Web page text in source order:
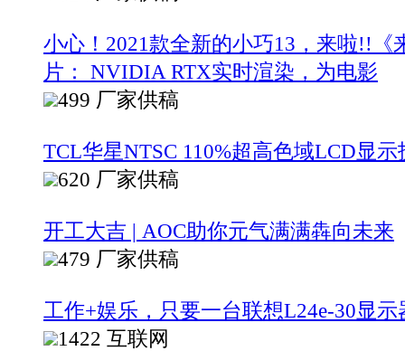
小心！2021款全新的小巧13，来啦!!《
片： NVIDIA RTX实时渲染，为电影
499 厂家供稿
TCL华星NTSC 110%超高色域LCD显示
620 厂家供稿
开工大吉 | AOC助你元气满满犇向未来
479 厂家供稿
工作+娱乐，只要一台联想L24e-30显示
1422 互联网